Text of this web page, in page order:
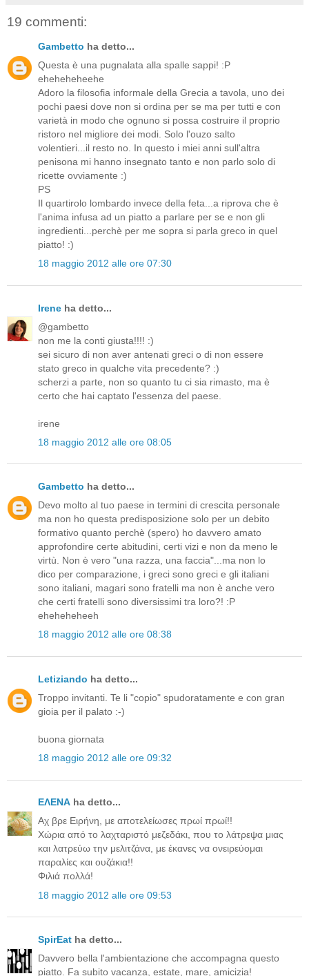
19 commenti:
Gambetto ha detto...
Questa è una pugnalata alla spalle sappi! :P
eheheheheehe
Adoro la filosofia informale della Grecia a tavola, uno dei
pochi paesi dove non si ordina per se ma per tutti e con
varietà in modo che ognuno si possa costruire il proprio
ristoro nel migliore dei modi. Solo l'ouzo salto
volentieri...il resto no. In questo i miei anni sull'altra
penisona mi hanno insegnato tanto e non parlo solo di
ricette ovviamente :)
PS
Il quartirolo lombardo invece della feta...a riprova che è
l'anima infusa ad un piatto a parlare per se e non gli
ingredienti...perchè per me sopra si parla greco in quel
piatto! :)
18 maggio 2012 alle ore 07:30
Irene ha detto...
@gambetto
non me la conti giusta!!!! :)
sei sicuro di non aver antenati greci o di non essere
stato greco in qualche vita precedente? :)
scherzi a parte, non so quanto tu ci sia rimasto, ma è
certo che hai captato l'essenza del paese.
irene
18 maggio 2012 alle ore 08:05
Gambetto ha detto...
Devo molto al tuo paese in termini di crescita personale
ma non ho questa predisposizione solo per un debito
formativo quanto perchè (spero) ho davvero amato
approfondire certe abitudini, certi vizi e non da meno le
virtù. Non è vero "una razza, una faccia"...ma non lo
dico per comparazione, i greci sono greci e gli italiani
sono italiani, magari sono fratelli ma non è anche vero
che certi fratelli sono diversissimi tra loro?! :P
eheheheheeh
18 maggio 2012 alle ore 08:38
Letiziando ha detto...
Troppo invitanti. Te li "copio" spudoratamente e con gran
gioia per il palato :-)
buona giornata
18 maggio 2012 alle ore 09:32
ΕΛΕΝΑ ha detto...
Αχ βρε Ειρήνη, με αποτελείωσες πρωί πρωί!!
Χώρια από το λαχταριστό μεζεδάκι, που το λάτρεψα μιας
και λατρεύω την μελιτζάνα, με έκανες να ονειρεύομαι
παραλίες και ουζάκια!!
Φιλιά πολλά!
18 maggio 2012 alle ore 09:53
SpirEat ha detto...
Davvero bella l'ambientazione che accompagna questo
piatto. Fa subito vacanza, estate, mare, amicizia!